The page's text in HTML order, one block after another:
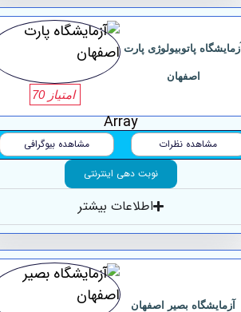
آزمایشگاه پاتوبیولوژی پارت
اصفهان
امتیاز 70
Array
مشاهده نظرات
مشاهده بیوگرافی
نوبت دهی اینترنتی
اطلاعات بیشتر
آزمایشگاه بصیر اصفهان